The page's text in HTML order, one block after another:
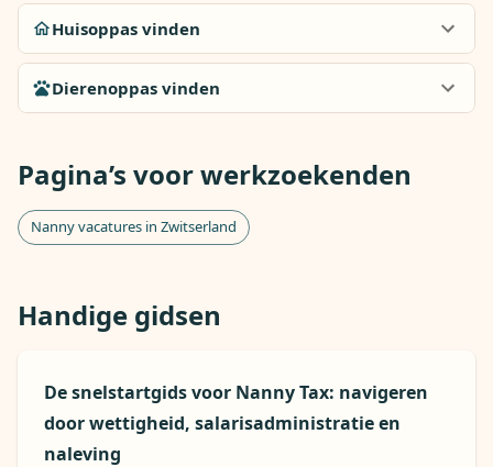
Huisoppas vinden
Dierenoppas vinden
Pagina’s voor werkzoekenden
Nanny vacatures in Zwitserland
Handige gidsen
De snelstartgids voor Nanny Tax: navigeren
door wettigheid, salarisadministratie en
naleving